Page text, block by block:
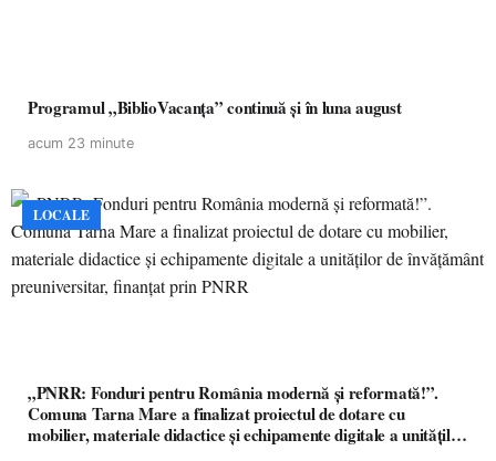
Programul „BiblioVacanța” continuă și în luna august
acum 23 minute
LOCALE
„PNRR: Fonduri pentru România modernă și reformată!”.
Comuna Tarna Mare a finalizat proiectul de dotare cu
mobilier, materiale didactice și echipamente digitale a unităților